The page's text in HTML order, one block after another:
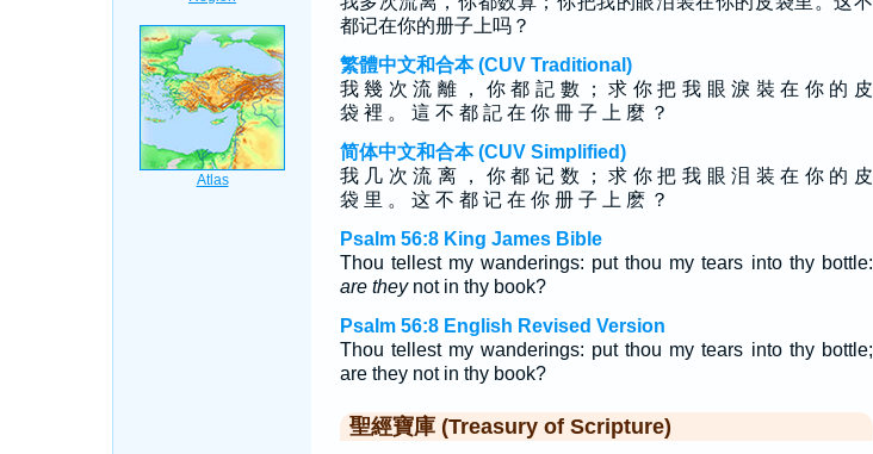
都记在你的册子上吗？
繁體中文和合本 (CUV Traditional)
我 幾 次 流 離 ， 你 都 記 數 ； 求 你 把 我 眼 淚 裝 在 你 的 皮
袋 裡 。 這 不 都 記 在 你 冊 子 上 麼 ？
简体中文和合本 (CUV Simplified)
我 几 次 流 离 ， 你 都 记 数 ； 求 你 把 我 眼 泪 装 在 你 的 皮
袋 里 。 这 不 都 记 在 你 册 子 上 麽 ？
Psalm 56:8 King James Bible
Thou tellest my wanderings: put thou my tears into thy bottle:
are theynot in thy book?
Psalm 56:8 English Revised Version
Thou tellest my wanderings: put thou my tears into thy bottle;
are they not in thy book?
聖經寶庫 (Treasury of Scripture)